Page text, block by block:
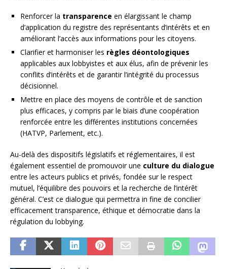
Renforcer la transparence en élargissant le champ
d’application du registre des représentants d’intérêts et en
améliorant l’accès aux informations pour les citoyens.
Clarifier et harmoniser les règles déontologiques
applicables aux lobbyistes et aux élus, afin de prévenir les
conflits d’intérêts et de garantir l’intégrité du processus
décisionnel.
Mettre en place des moyens de contrôle et de sanction
plus efficaces, y compris par le biais d’une coopération
renforcée entre les différentes institutions concernées
(HATVP, Parlement, etc.).
Au-delà des dispositifs législatifs et réglementaires, il est
également essentiel de promouvoir une culture du dialogue
entre les acteurs publics et privés, fondée sur le respect
mutuel, l’équilibre des pouvoirs et la recherche de l’intérêt
général. C’est ce dialogue qui permettra in fine de concilier
efficacement transparence, éthique et démocratie dans la
régulation du lobbying.